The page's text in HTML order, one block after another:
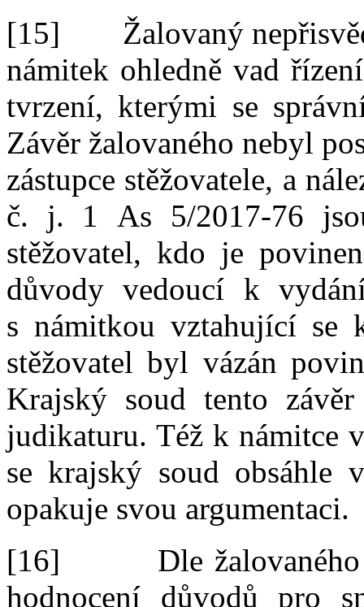
[15]
Žalovaný
námitek ohledně vad
tvrzení, kterými se
Závěr žalovaného nebyl
zástupce stěžovatele, a
č.
j. 1 As 5/2017‑76
stěžovatel, kdo je
důvody vedoucí k
s námitkou vztahující se
stěžovatel byl vázán
Krajský soud tento
judikaturu. Též k námitce
se krajský soud obsáhle
opakuje svou argumentaci.
[16]
Dle
hodnocení důvodů pro